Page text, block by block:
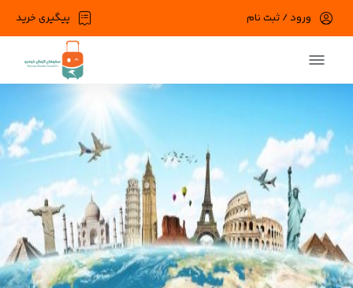
پیگیری خرید ورود / ثبت نام